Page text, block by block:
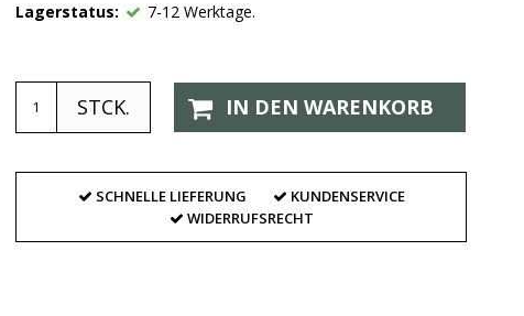
Lagerstatus:
7-12 Werktage.
STCK. IN DEN WARENKORB
SCHNELLE LIEFERUNG
KUNDENSERVICE
WIDERRUFSRECHT